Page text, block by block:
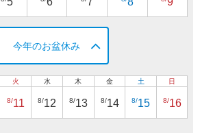
今年のお盆休み
火
8/11
水
8/12
木
8/13
金
8/14
土
8/15
日
8/16